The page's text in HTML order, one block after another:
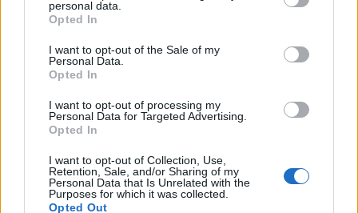
grant or deny consent to Google and its third-party tags to
use your data for below specified purposes in below Google
consent section.
personal data.
Opted In
I want to opt-out of the Sale of my
Personal Data.
Opted In
I want to opt-out of processing my
Personal Data for Targeted Advertising.
Opted In
I want to opt-out of Collection, Use,
Retention, Sale, and/or Sharing of my
Personal Data that Is Unrelated with the
Purposes for which it was collected.
Opted Out
Acqua 0,5–1 L e sali; snack densi
Guscio leggero e strato caldo compresso
Telo microfibra e cappello/occhiali
Kit emergenza minimal in bustina zip
Power bank 5.000 mAh e cavo corto
Busta per rifiuti e sacchetto di compressione